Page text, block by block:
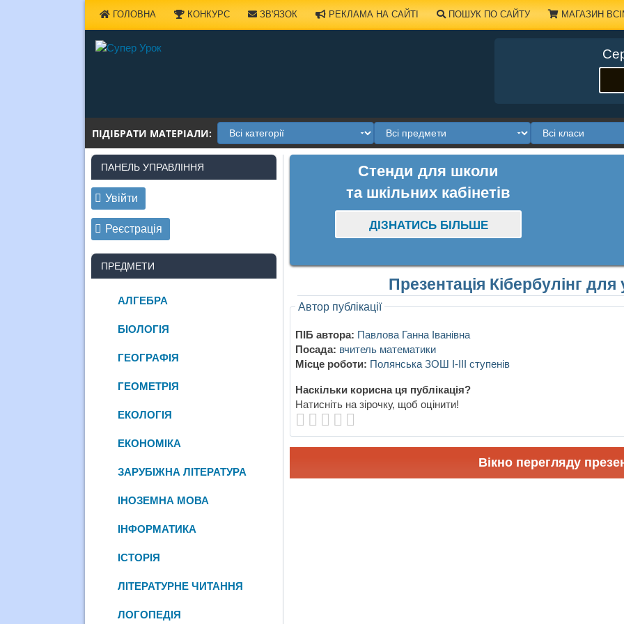
ГОЛОВНА КОНКУРС ЗВ'ЯЗОК РЕКЛАМА НА САЙТІ ПОШУК ПО САЙТУ МАГАЗИН
ПІДІБРАТИ МАТЕРІАЛИ:
Стенди для школи
та шкільних кабінетів
ДІЗНАТИСЬ БІЛЬШЕ
Презентація Кібербулінг для
Автор публікації
ПІБ автора: Павлова Ганна Іванівна
Посада: вчитель математики
Місце роботи: Полянська ЗОШ І-ІІІ ступенів
Наскільки корисна ця публікація?
Натисніть на зірочку, щоб оцінити!
Вікно перегляду
ПАНЕЛЬ УПРАВЛІННЯ
Увійти
Реєстрація
ПРЕДМЕТИ
АЛГЕБРА
БІОЛОГІЯ
ГЕОГРАФІЯ
ГЕОМЕТРІЯ
ЕКОЛОГІЯ
ЕКОНОМІКА
ЗАРУБІЖНА ЛІТЕРАТУРА
ІНОЗЕМНА МОВА
ІНФОРМАТИКА
ІСТОРІЯ
ЛІТЕРАТУРНЕ ЧИТАННЯ
ЛОГОПЕДІЯ